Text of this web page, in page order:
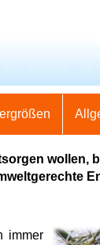
wollen,
immer